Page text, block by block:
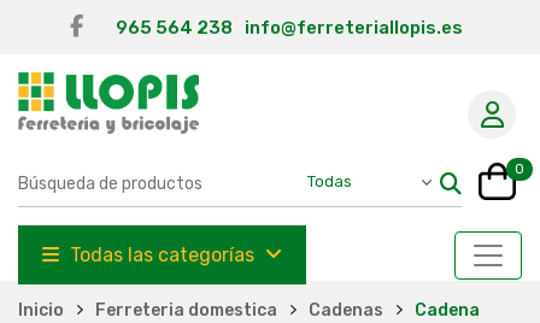
965 564 238 info@ferreteriallopis.es
0
Todas las categorías
Inicio Ferreteria domestica Cadenas
Cadena